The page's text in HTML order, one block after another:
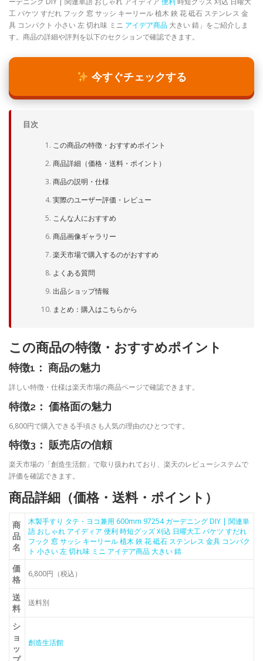
工 バケツ すだれ フック 窓 サッシ キーリール 植木 鋏 花 砥石 ステンレス 金
具 コンパクト 小さい 左 切れ味 ミニ アイデア商品 大きい 錆」をご紹介しま
す。商品の詳細や評判を以下のセクションで確認できます。
今すぐチェックする
目次
この商品の特徴・おすすめポイント
商品詳細（価格・送料・ポイント）
商品の説明・仕様
実際のユーザー評価・レビュー
こんな人におすすめ
商品画像ギャラリー
楽天市場で購入するのがおすすめ
よくある質問
出品ショップ情報
まとめ：購入はこちらから
この商品の特徴・おすすめポイント
特徴1： 商品の魅力
詳しい特徴・仕様は楽天市場の商品ページで確認できます。
特徴2： 価格面の魅力
6,800円で購入できる手頃さも人気の理由のひとつです。
特徴3： 販売店の信頼
楽天市場の「創造生活館」で取り扱われており、楽天のレビューシステムで
評価を確認できます。
商品詳細（価格・送料・ポイント）
商
品
名
木製手すり タテ・ヨコ兼用 600mm 97254 ガーデニング DIY | 関連単
語 おしゃれ アイディア 便利 時短グッズ 刈込 日曜大工 バケツ すだれ
フック 窓 サッシ キーリール 植木 鋏 花 砥石 ステンレス 金具 コンパク
ト 小さい 左 切れ味 ミニ アイデア商品 大きい 錆
価
格
6,800円（税込）
送
料
送料別
シ
ョ
ッ
創造生活館